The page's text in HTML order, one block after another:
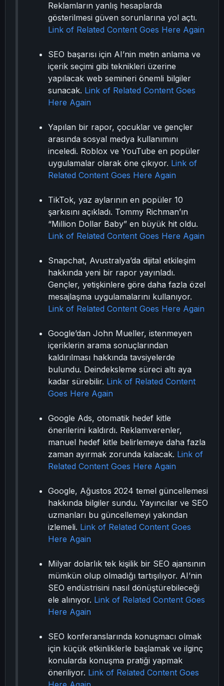
Reklamların yanlış hesaplarda
gösterilmesi güven sorunlarına yol açtı.
Link of Related Content Goes Here Again
SEO başarısı için AI’nin metin anlama ve
içerik seçimi gibi teknikleri üzerine
yapılacak web semineri önemli bilgiler
sunacak. Link of Related Content Goes
Here Again
Yapılan bir rapor, çocuklar ve gençler
arasında sosyal medya kullanımını
inceledi. Roblox ve YouTube en popüler
uygulamalar olarak öne çıkıyor. Link of
Related Content Goes Here Again
TikTok, yaz aylarının en popüler 10
şarkısını açıkladı. Tommy Richman’ın
“Million Dollar Baby” en büyük hit oldu.
Link of Related Content Goes Here Again
Snapchat, Avustralya’da dijital etkileşim
hakkında yeni bir rapor yayınladı.
Gençler, yetişkinlere göre daha fazla özel
mesajlaşma uygulamalarını kullanıyor.
Link of Related Content Goes Here Again
Google’dan John Mueller, istenmeyen
içeriklerin arama sonuçlarından
kaldırılması hakkında tavsiyelerde
bulundu. Deindeksleme süreci altı aya
kadar sürebilir. Link of Related Content
Goes Here Again
Google Ads, otomatik hedef kitle
önerilerini kaldırdı. Reklamverenler,
manuel hedef kitle belirlemeye daha fazla
zaman ayırmak zorunda kalacak. Link of
Related Content Goes Here Again
Google, Ağustos 2024 temel güncellemesi
hakkında bilgiler sundu. Yayıncılar ve SEO
uzmanları bu güncellemeyi yakından
izlemeli. Link of Related Content Goes
Here Again
Milyar dolarlık tek kişilik bir SEO ajansının
mümkün olup olmadığı tartışılıyor. AI’nin
SEO endüstrisini nasıl dönüştürebileceği
ele alınıyor. Link of Related Content Goes
Here Again
SEO konferanslarında konuşmacı olmak
için küçük etkinliklerle başlamak ve ilginç
konularda konuşma pratiği yapmak
öneriliyor. Link of Related Content Goes